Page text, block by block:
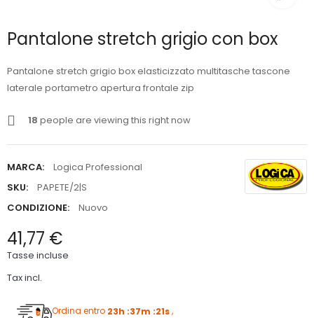
Pantalone stretch grigio con box
Pantalone stretch grigio box elasticizzato multitasche tascone
laterale portametro apertura frontale zip
18 people are viewing this right now
MARCA:
Logica Professional
SKU:
PAPETE/2|S
CONDIZIONE:
Nuovo
41,77 €
Tasse incluse
Tax incl.
Ordina entro 23h :37m :21s,